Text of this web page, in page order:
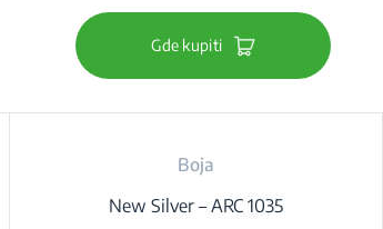
Gde kupiti
Boja
New Silver – ARC 1035